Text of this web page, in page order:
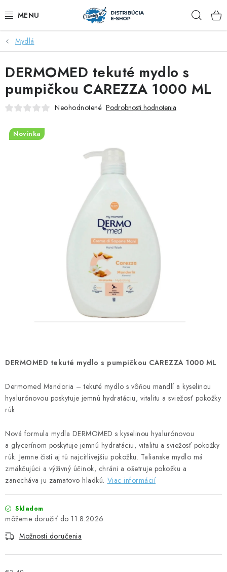
na
ZĽAVY AŽ DO -40%
COCCOLATEVI®️🇮🇹💙
🌷DEO DUE®️🩷🇮🇹
ČISTENIE DOMÁCNOSTI
PAPIEROVÁ HYGIENA A UTIERKY
KOZMETIKA-OSOBNÁ STAROSTLIVOSŤ
ANTIBAKTERIÁLNE A DEZINFEKČNÉ PRODUKTY
LED SVIEČKY
DISTRIBÚCIA - B2B SPOLUPRÁCA
KONTAKTY
CENY A SPÔSOBY DOPRAVY
UPRATOVACIE SLUŽBY
OBCHODNÉ PODMIENKY
Mydlá
DERMOMED tekuté mydlo s pumpičkou CAREZZA 1000 ML
Dermomed Mandoria – tekuté mydlo s vôňou mandlí a kyselinou
hyalurónovou poskytuje jemnú hydratáciu, vitalitu a sviežosť pokožky
rúk.
Nová formula mydla DERMOMED s kyselinou hyalurónovou
a glycerínom poskytuje jemnú hydratáciu, vitalitu a sviežosť pokožky
rúk. Jemne čistí aj tú najcitlivejšiu pokožku. Talianske mydlo má
zmäkčujúci a výživný účinok, chráni a ošetruje pokožku a
zanecháva ju zamatovo hladkú. Viac informácií
Skladom
11.8.2026
Možnosti doručenia
DERMOMED tekuté mydlo s
pumpičkou CAREZZA 1000 ML
Neohodnotené Podrobnosti hodnotenia
Novinka